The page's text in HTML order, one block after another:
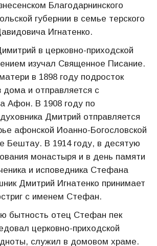
Благодарнинского
губернии в семье терского
Игнатенко.
в церковно-приходской
изучал Священное Писание.
в 1898 году подросток
дома и отправляется с
Афон. В 1908 году по
Дмитрий отправляется
афонской Иоанно-Богословской
Бештау. В 1914 году, в десятую
монастыря и в день памяти
и исповедника Стефана
Дмитрий Игнатенко принимает
с именем Стефан.
бытность отец Стефан пек
церковно-приходской
служил в домовом храме.